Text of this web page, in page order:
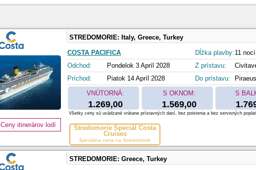
STREDOMORIE: Italy, Greece, Turkey
COSTA PACIFICA
Odchod:
Pondelok 3 Apríl 2028
Príchod:
Piatok 14 Apríl 2028
Dĺžka plavby: 11 nocí
Z prístavu:
Do prístavu:
VNÚTORNÁ:
1.269,00
S OKNOM:
1.569,00
S
Stredomorie Špeciál Costa
Cruises
špeciálna cena na Stredomorie
Ceny itinerárov lodí
Všetky ceny sú uvádzané vrátane prístavných daní, bez poistenia a bez servisných
STREDOMORIE: Greece, Turkey